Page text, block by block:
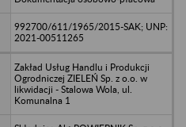
992700/611/1965/2015-SAK; UNP:
2021-00511265
Zakład Usług Handlu i Produkcji
Ogrodniczej ZIELEŃ Sp. z o.o. w
likwidacji - Stalowa Wola, ul.
Komunalna 1